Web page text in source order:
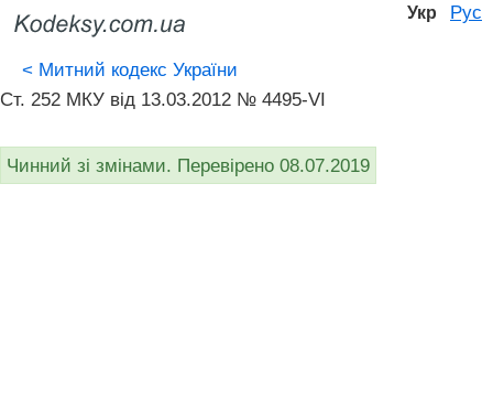
Укр Рус
< Митний кодекс України
Ст. 252 МКУ від 13.03.2012 № 4495-VI
Чинний зі змінами. Перевірено 08.07.2019